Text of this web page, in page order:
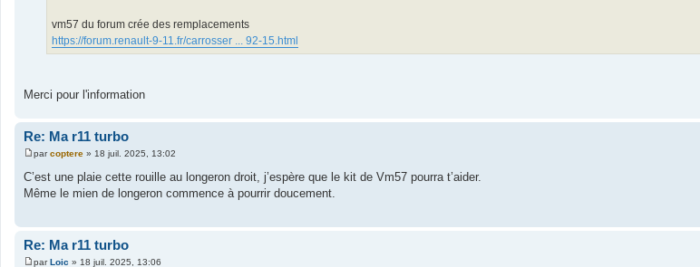
vm57 du forum crée des remplacements
https://forum.renault-9-11.fr/carrosser ... 92-15.html
Merci pour l'information
Re: Ma r11 turbo
M
e
s
s
e
parcoptere » 18 juil. 2025, 13:02
C’est une plaie cette rouille au longeron droit, j’espère que le kit de Vm57 pourra t’aider.
Même le mien de longeron commence à pourrir doucement.
Re: Ma r11 turbo
parLoic » 18 juil. 2025, 13:06